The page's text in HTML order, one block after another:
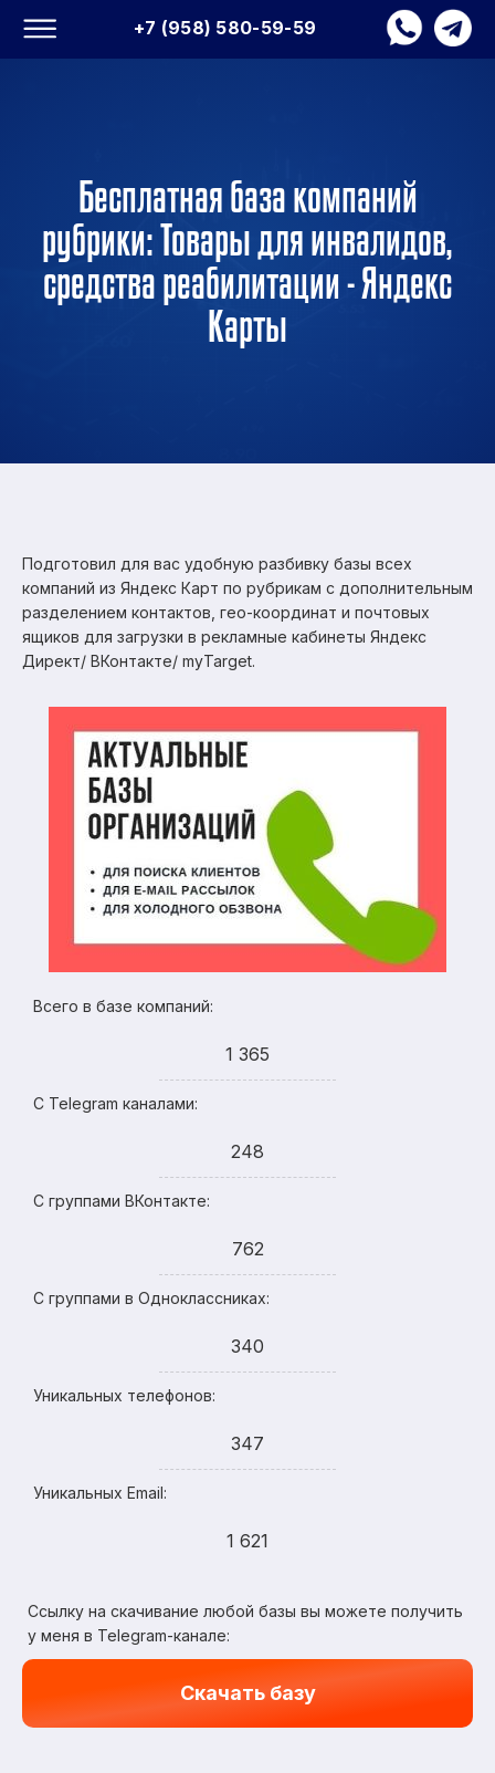
+7 (958) 580-59-59
Бесплатная база компаний
рубрики: Товары для инвалидов,
средства реабилитации - Яндекс
Карты
Подготовил для вас удобную разбивку базы всех
компаний из Яндекс Карт по рубрикам с дополнительным
разделением контактов, гео-координат и почтовых
ящиков для загрузки в рекламные кабинеты Яндекс
Директ/ ВКонтакте/ myTarget.
Всего в базе компаний:
1 365
С Telegram каналами:
248
С группами ВКонтакте:
762
С группами в Одноклассниках:
340
Уникальных телефонов:
347
Уникальных Email:
1 621
Ссылку на скачивание любой базы вы можете получить
у меня в Telegram-канале:
Скачать базу